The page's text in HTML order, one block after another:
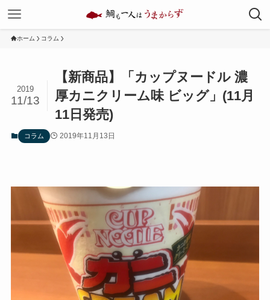
ホーム コラム
【新商品】「カップヌードル 濃
厚カニクリーム味 ビッグ」(11月
11日発売)
2019
11/13
コラム 2019年11月13日